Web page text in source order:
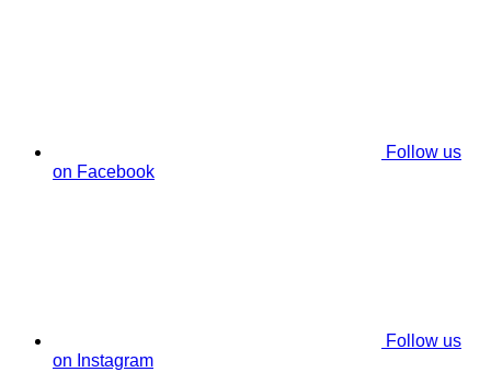
Follow us
on Facebook
Follow us
on Instagram